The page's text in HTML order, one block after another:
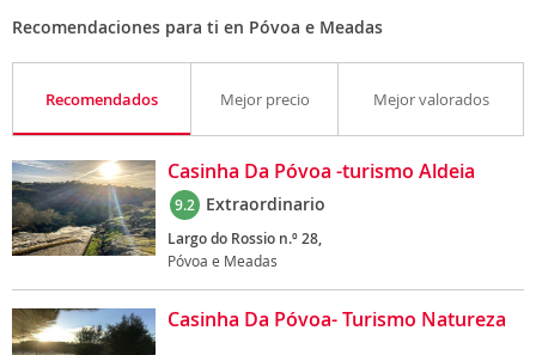
Recomendaciones para ti en Póvoa e Meadas
Recomendados Mejor precio Mejor valorados
Casinha Da Póvoa -turismo Aldeia
9.2 Extraordinario
Largo do Rossio n.º 28,
Póvoa e Meadas
Casinha Da Póvoa- Turismo Natureza